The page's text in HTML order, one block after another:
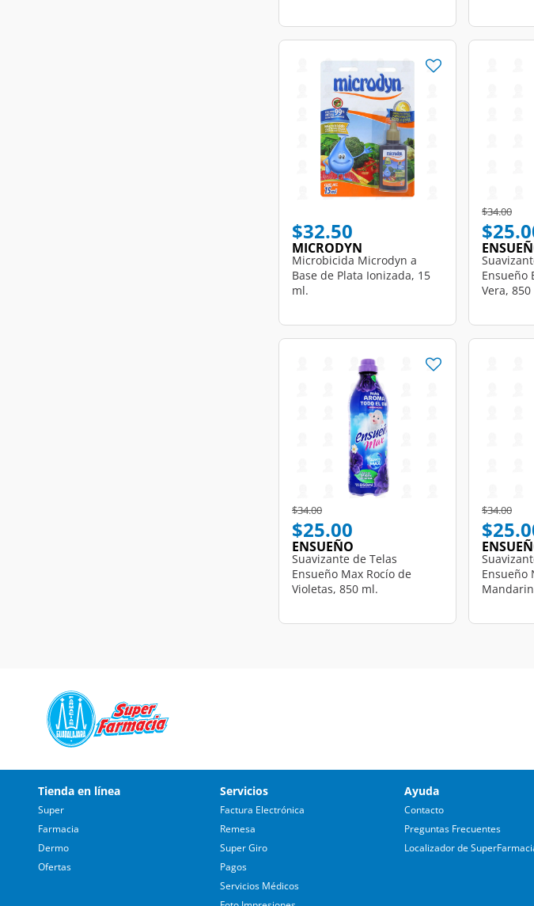
$32.50
MICRODYN
Microbicida Microdyn a
Base de Plata Ionizada, 15
ml.
Price
$34.00to
Ensueño
Vera,
Price reduced from
$34.00to
$25.00
ENSUEÑO
Suavizante de Telas
Ensueño Max Rocío de
Violetas, 850 ml.
Price
$34.00to
Ensueño
Tienda en línea
Super
Farmacia
Dermo
Ofertas
Servicios
Factura Electrónica
Remesa
Super Giro
Pagos
Servicios Médicos
Ayuda
Contacto
Preguntas Frecuentes
Localizador de